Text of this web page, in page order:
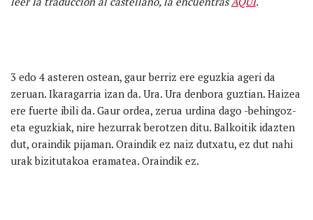
3 edo 4 asteren ostean, gaur berriz ere eguzkia ageri da
zeruan. Ikaragarria izan da. Ura. Ura denbora guztian. Haizea
ere fuerte ibili da. Gaur ordea, zerua urdina dago -behingoz-
eta eguzkiak, nire hezurrak berotzen ditu. Balkoitik idazten
dut, oraindik pijaman. Oraindik ez naiz dutxatu, ez dut nahi
urak bizitutakoa eramatea. Oraindik ez.